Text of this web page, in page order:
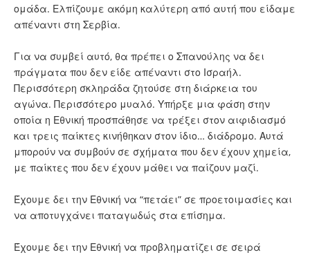
ομάδα. Ελπίζουμε ακόμη καλύτερη από αυτή που είδαμε
απέναντι στη Σερβία.
Για να συμβεί αυτό, θα πρέπει ο Σπανούλης να δει
πράγματα που δεν είδε απέναντι στο Ισραήλ.
Περισσότερη σκληράδα ζητούσε στη διάρκεια του
αγώνα. Περισσότερο μυαλό. Υπήρξε μια φάση στην
οποία η Εθνική προσπάθησε να τρέξει στον αιφιδιασμό
και τρεις παίκτες κινήθηκαν στον ίδιο… διάδρομο. Αυτά
μπορούν να συμβούν σε σχήματα που δεν έχουν χημεία,
με παίκτες που δεν έχουν μάθει να παίζουν μαζί.
Έχουμε δει την Εθνική να “πετάει” σε προετοιμασίες και
να αποτυγχάνει παταγωδώς στα επίσημα.
Έχουμε δει την Εθνική να προβληματίζει σε σειρά